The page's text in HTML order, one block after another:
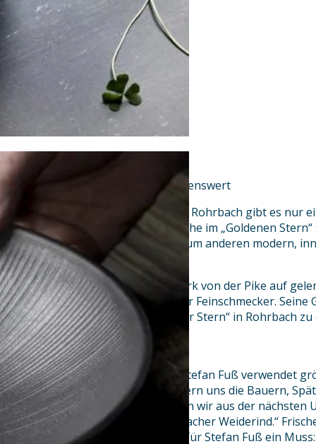
Gasthaus Goldener Stern
lebendig – leidenschaftlich – liebenswert
Im Gasthaus „Goldener Stern“ in Rohrbach gibt es nur
Qualität. Die zwei Säulen der Küche im „Goldenen
bodenständig und traditionell, zum anderen modern,
Überraschungen bereit.
Stefan Fuß hat das Kochhandwerk von der Pike auf
„Goldenen Stern“ Kochkünste für Feinschmecker.
haben den Geheimtipp „Goldener Stern“ in Rohrbach
Wittelsbacher Köstlichkeiten
gemacht.
Gutes im Wittelsbacher Land – Stefan Fuß verwendet
Region: „Gemüse und Salate liefern uns die Bauern,
selbst. Süßwasserfische beziehen wir aus der nächsten
ist das Oxenfleisch vom Wittelsbacher Weiderind.“
hochwertigen Grundzutaten ist für Stefan Fuß ein